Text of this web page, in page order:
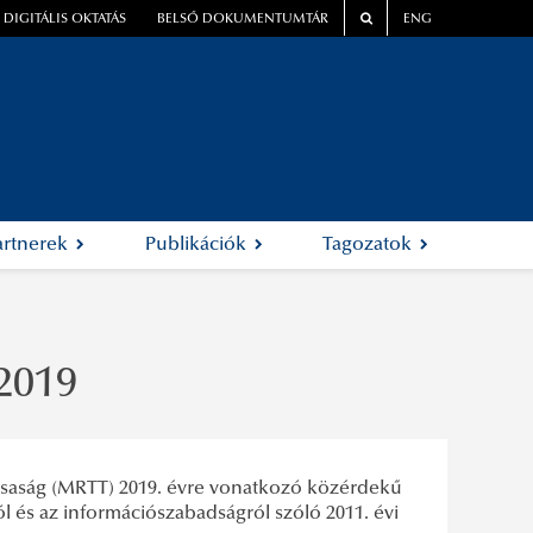
DIGITÁLIS OKTATÁS BELSŐ DOKUMENTUMTÁR ENG
Publikációk Tagozatok
(MRTT) 2019. évre vonatkozó közérdekű
az információszabadságról szóló 2011. évi